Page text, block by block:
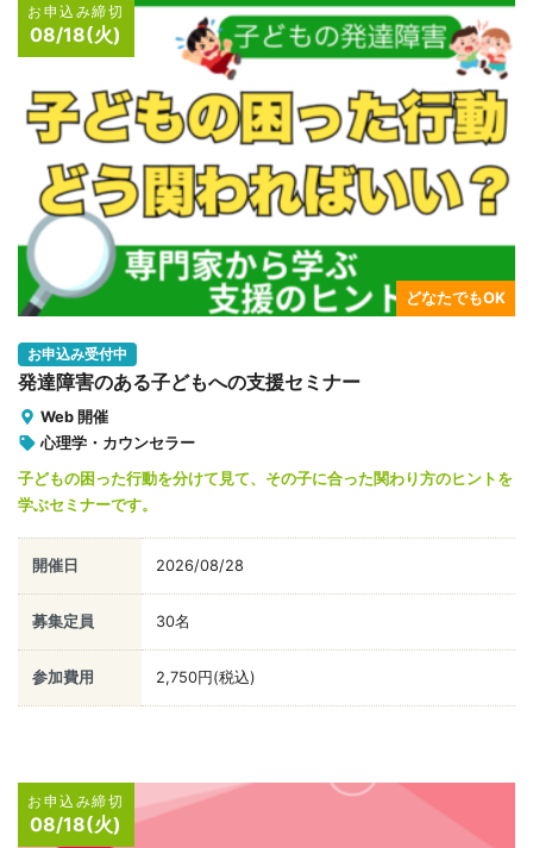
お申込み締切
08/18(火)
どなたでもOK
お申込み受付中
発達障害のある子どもへの支援セミナー
Web 開催
心理学・カウンセラー
子どもの困った行動を分けて見て、その子に合った関わり方のヒントを
学ぶセミナーです。
開催日 2026/08/28
募集定員 30名
参加費用 2,750円(税込)
お申込み締切
08/18(火)